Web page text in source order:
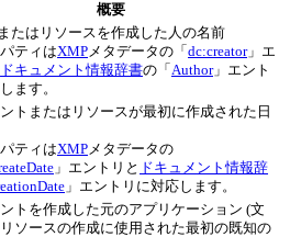
概要
たはリソースを作成した人の名前
ティはXMP メタデータの「 dc:creator」エ
ドキュメント情報辞書の「 Author」エント
ます。
トまたはリソースが最初に作成された日
ティはXMP メタデータの
」エントリと ドキュメント情報辞
」エントリに対応します。
トを作成した元のアプリケーション (文
ソースの作成に使用された最初の既知の